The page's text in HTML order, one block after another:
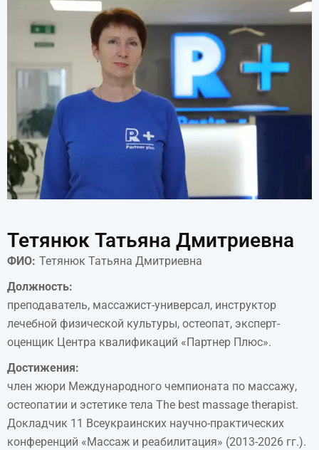
Тетянюк Татьяна Дмитриевна
ФИО: Тетянюк Татьяна Дмитриевна
Должность:
преподаватель, массажист-универсал, инструктор
лечебной физической культуры, остеопат, эксперт-
оценщик Центра квалификаций «Партнер Плюс».
Достижения:
член жюри Международного чемпионата по массажу,
остеопатии и эстетике тела The best massage therapist.
Докладчик 11 Всеукраинских научно-практических
конференций «Массаж и реабилитация» (2013-2026 гг.).